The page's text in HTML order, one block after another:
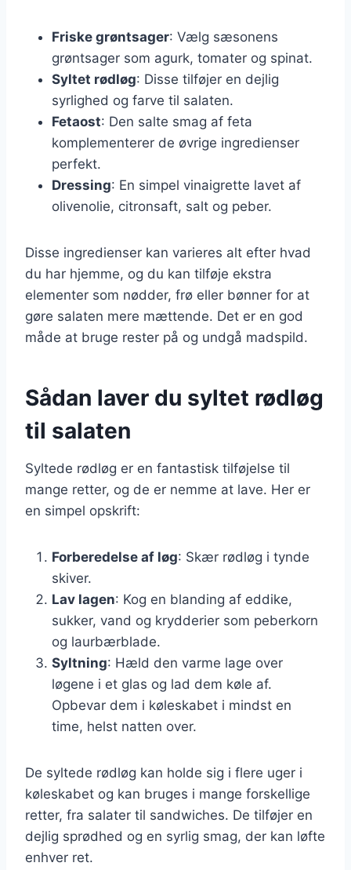
Friske grøntsager: Vælg sæsonens
grøntsager som agurk, tomater og spinat.
Syltet rødløg: Disse tilføjer en dejlig
syrlighed og farve til salaten.
Fetaost: Den salte smag af feta
komplementerer de øvrige ingredienser
perfekt.
Dressing: En simpel vinaigrette lavet af
olivenolie, citronsaft, salt og peber.
Disse ingredienser kan varieres alt efter hvad
du har hjemme, og du kan tilføje ekstra
elementer som nødder, frø eller bønner for at
gøre salaten mere mættende. Det er en god
måde at bruge rester på og undgå madspild.
Sådan laver du syltet rødløg
til salaten
Syltede rødløg er en fantastisk tilføjelse til
mange retter, og de er nemme at lave. Her er
en simpel opskrift:
Forberedelse af løg: Skær rødløg i tynde
skiver.
Lav lagen: Kog en blanding af eddike,
sukker, vand og krydderier som peberkorn
og laurbærblade.
Syltning: Hæld den varme lage over
løgene i et glas og lad dem køle af.
Opbevar dem i køleskabet i mindst en
time, helst natten over.
De syltede rødløg kan holde sig i flere uger i
køleskabet og kan bruges i mange forskellige
retter, fra salater til sandwiches. De tilføjer en
dejlig sprødhed og en syrlig smag, der kan løfte
enhver ret.